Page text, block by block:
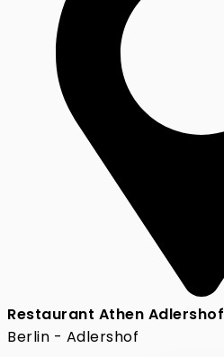
Restaurant Athen Adlershof
Berlin - Adlershof